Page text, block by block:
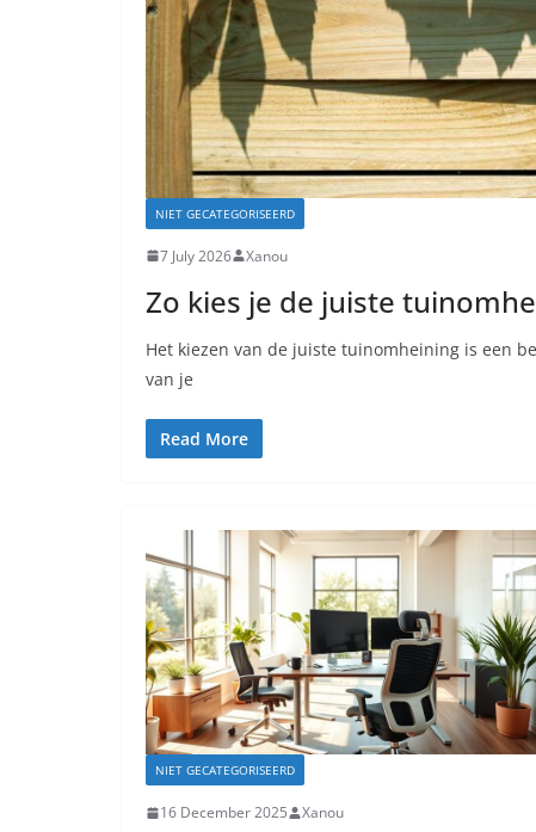
NIET GECATEGORISEERD
7 July 2026 Xanou
Zo kies je de juiste
Het kiezen van de juiste tuinomheining is een
van je
Read More
NIET GECATEGORISEERD
16 December 2025 Xanou